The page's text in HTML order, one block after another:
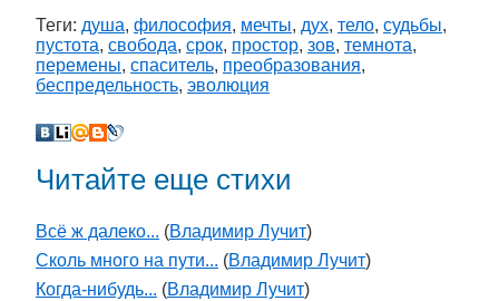
Теги: душа, философия, мечты, дух, тело, судьбы,
пустота, свобода, срок, простор, зов, темнота,
перемены, спаситель, преобразования,
беспредельность, эволюция
Читайте еще стихи
Всё ж далеко... (Владимир Лучит)
Сколь много на пути... (Владимир Лучит)
Когда-нибудь... (Владимир Лучит)